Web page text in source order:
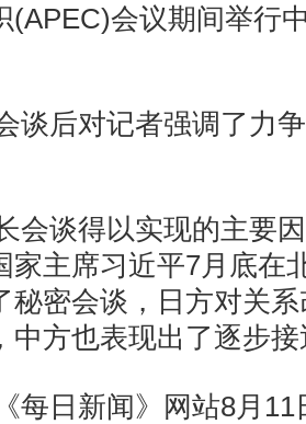
(APEC)会议期间举行
后对记者强调了力争
谈得以实现的主要因
家主席习近平7月底在
秘密会谈，日方对关
中方也表现出了逐步
日新闻》网站8月11